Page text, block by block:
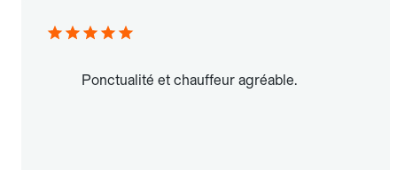
Ponctualité et chauffeur agréable.